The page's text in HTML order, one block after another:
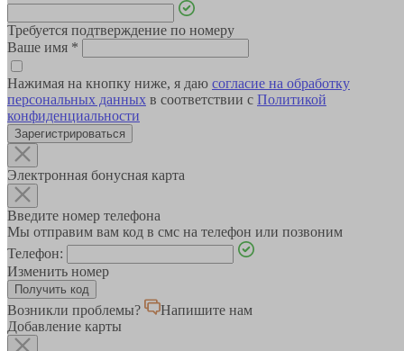
Требуется подтверждение по номеру
Ваше имя *
Нажимая на кнопку ниже, я даю согласие на обработку
персональных данных в соответствии с Политикой
конфиденциальности
Зарегистрироваться
Электронная бонусная карта
Введите номер телефона
Мы отправим вам код в смс на телефон или позвоним
Телефон:
Изменить номер
Возникли проблемы?
Напишите нам
Добавление карты